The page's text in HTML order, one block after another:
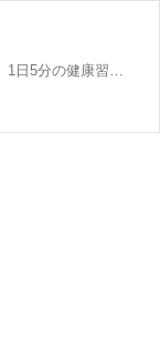
チョコザップで手軽にちょこっと運動！ついでに美容＋リフレッシュも！月額料金2,980円（税込3,278円）、着替え不要だから仕事帰りや外出ついで、家事の合間のスキマ時間にも。1日5分の健康習慣を始めよう！